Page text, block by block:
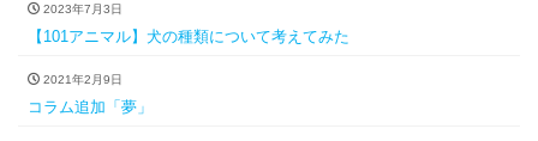
2023年7月3日
【101アニマル】犬の種類について考えてみた
2021年2月9日
コラム追加「夢」